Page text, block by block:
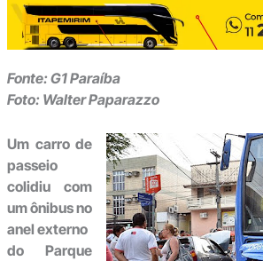
Fonte: G1 Paraíba
Foto: Walter Paparazzo
Um carro de
passeio
colidiu com
um ônibus no
anel externo
do Parque